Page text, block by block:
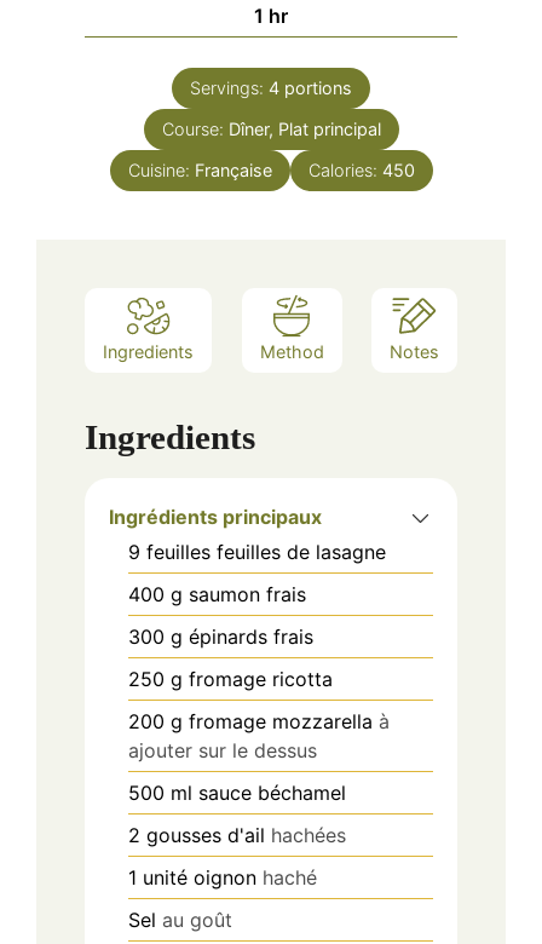
1 hour
hr
Servings: 4 portions
Course: Dîner, Plat principal
Cuisine: Française Calories: 450
Ingredients Method Notes
Ingredients
Ingrédients principaux
9 feuilles feuilles de lasagne
400 g saumon frais
300 g épinards frais
250 g fromage ricotta
200 g fromage mozzarella à
ajouter sur le dessus
500 ml sauce béchamel
2 gousses d'ail hachées
1 unité oignon haché
Sel au goût